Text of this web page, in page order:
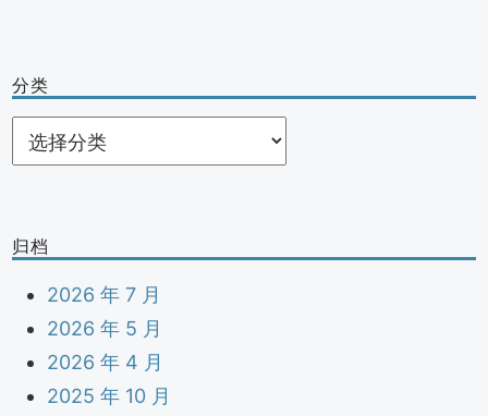
分类
分
类
归档
2026 年 7 月
2026 年 5 月
2026 年 4 月
2025 年 10 月